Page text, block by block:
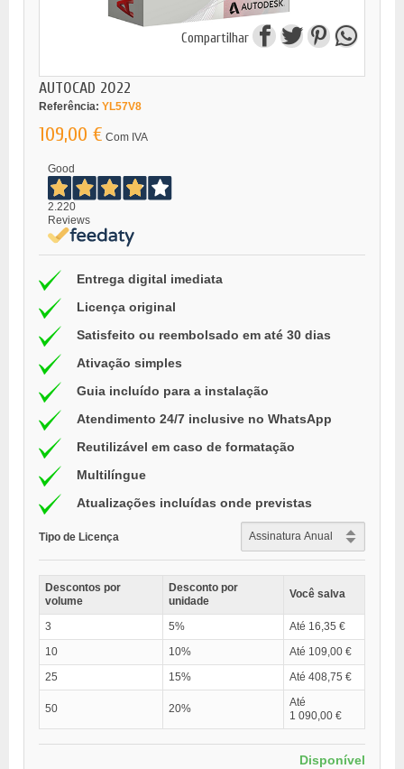
Compartilhar
AUTOCAD 2022
Referência: YL57V8
109,00 € Com IVA
Good
2.220
Reviews
Entrega digital imediata
Licença original
Satisfeito ou reembolsado em até 30 dias
Ativação simples
Guia incluído para a instalação
Atendimento 24/7 inclusive no WhatsApp
Reutilizável em caso de formatação
Multilíngue
Atualizações incluídas onde previstas
Tipo de Licença
Descontos por
volume
Desconto por
unidade
Você salva
3 5%
Até 16,35 €
10
10%
Até 109,00 €
25
15% Até 408,75 €
50 20%
Até
1 090,00 €
Disponível